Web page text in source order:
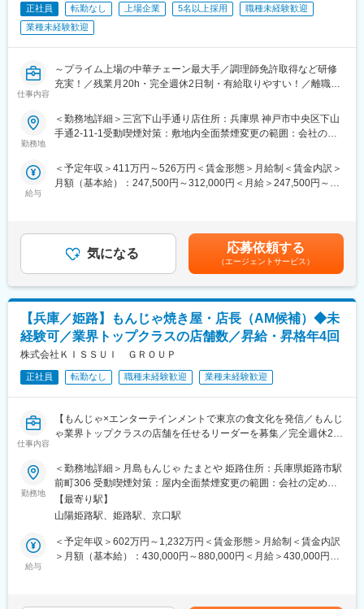
週末はファミリーやグループのお客様、平日昼間には主婦・ビジ
ネスの方など幅広いお客様に楽しんでいただいております。
◇ポジションごとに明確に給与ステージを作成。頑張りに合わせ
て昇給・昇格を実施！店長以上のポジションは、別途インセンテ
ィブが支給され、給与ベースも上がり、年収ベースでの現状以上
が叶う好環境！
＜安心して働ける環境＞
リジナルの休暇制度があり、充実した休暇を過ごせるよう取得時
には2万円の支給。※社員の取得率100％。
ド”の働きづらいイメージを一新する環境があります！
◇業務効率化に向けＤＸ化を進めており、AIでの自動発注やオペ
◇町田商店
“ここから当社が始まった”キッカケとなるブランド。年数を経てオ
ペレーションも確立し、通常業務以外にも学べる機会が多数！店
舗運営を学びたい方や接客が好きな方歓迎！
◇豚山
ブランドクオリティの向上を見据え、成長・拡大の真っ最中の人
気ブランド！今後も着実な展開を計画しているから、「ブランド
をより大きくしていく過程に携わりたい！」という方も歓迎！
正社員 転勤なし 上場企業 5名以上採用
職種未経験歓迎
業種未経験歓迎
仕事内容
～プライム上場の中華チェーン最大手／調理師免許取得など研修
充実！／残業月20h・完全週休2日制・有給取りやすい！／離職率
■業務概要：
中華料理チェーン最大手である「餃子の王将」にて接客・調理か
店舗づくりもお任せします
＜★飲食業を盛り上げていきたい方歓迎！あなたオリジナルの餃
調理・接客・スタッフ教育・集客企画・広告宣伝まで担当するこ
とにより、お客様の声を味付けやメニューに反映することができ
ます
日本中にある王将はすべてが個性的。私たちと一緒にあなたらし
い餃子の王将を創り上げてください
■王将のキャリアパス：
▼店舗スタッフ
接客や調理を中心に店舗業務を担当
店舗で様々なメニュー調理を身に着けるため、料理人として技術
▼副店長
発注やシフト管理など店舗運営に必要なスキルを取得。現場での
トを行っています！
▼店長※3～4年目安にしっかりスキルを付けた上で店長を目指し
ていきます。責任者として店舗運営・管理を担当いただきます。
※店長以降のキャリアはエリアMGR、管理部門、FC店のオーナー
として独立など様々なキャリアがございます。
※店長時の平均年収は792万円（一般社員平均：454万円）
勤務地
＜勤務地詳細＞三宮下山手通り店住所：兵庫県 神戸市中央区下山
手通2-11-1受動喫煙対策：敷地内全面禁煙変更の範囲：会社の定
給与
＜予定年収＞411万円～526万円＜賃金形態＞月給制＜賃金内訳＞
月額（基本給）：247,500円～312,000円＜月給＞247,500円～
551万円4年目副店長：605万円5年目店長：700万円賃金はあくま
でも目安の金額であり、選考を通じて上下する可能性がありま
す。月給(月額)は固定手当を含めた表記です。
気になる 応募依頼する
（エージェントサービス）
【兵庫／姫路】もんじゃ焼き屋・店長（AM候補）◆未
経験可／業界トップクラスの店舗数／昇給・昇格年4回
株式会社ＫＩＳＳＵＩ ＧＲＯＵＰ
正社員 転勤なし 職種未経験歓迎 業種未経験歓迎
仕事内容
【もんじゃ×エンターテインメントで東京の食文化を発信／もんじ
ゃ業界トップクラスの店舗を任せるリーダーを募集／完全週休2日
■募集背景：
当社は「もんじゃ焼き」を単なる食事ではなく「東京文化を体験
できる観光業」と考えています。テーブルでの卓上調理を通し
て、視覚・嗅覚・聴覚・味覚を刺激し、楽しんでいただく。こう
した想いで提供する料理は、人種や国境を超えて多くの方に愛さ
れています。
国内外に店舗を展開し、海外進出にも成功。瞬く間に業界トップ
勤務地
＜勤務地詳細＞月島もんじゃ たまとや 姫路住所：兵庫県姫路市駅
前町306 受動喫煙対策：屋内全面禁煙変更の範囲：会社の定める
事業所
【最寄り駅】
山陽姫路駅、姫路駅、京口駅
給与
＜予定年収＞602万円～1,232万円＜賃金形態＞月給制＜賃金内訳
＞月額（基本給）：430,000円～880,000円＜月給＞430,000円～